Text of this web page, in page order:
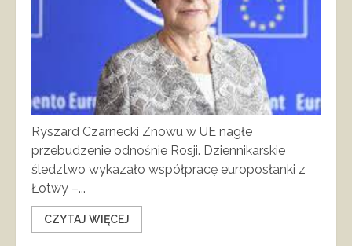
Ryszard Czarnecki Znowu w UE nagłe
przebudzenie odnośnie Rosji. Dziennikarskie
śledztwo wykazało współpracę europosłanki z
Łotwy –...
CZYTAJ WIĘCEJ